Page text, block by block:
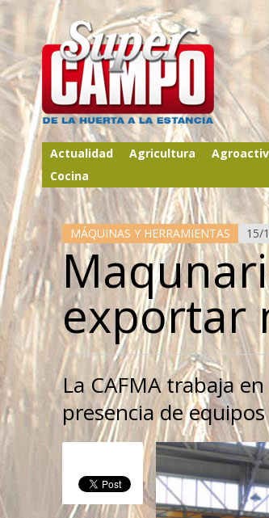
Actualidad Agricultura
Cocina
MÁQUINAS Y HERRAMIENTAS 15/
exportar
La CAFMA trabaja
presencia de